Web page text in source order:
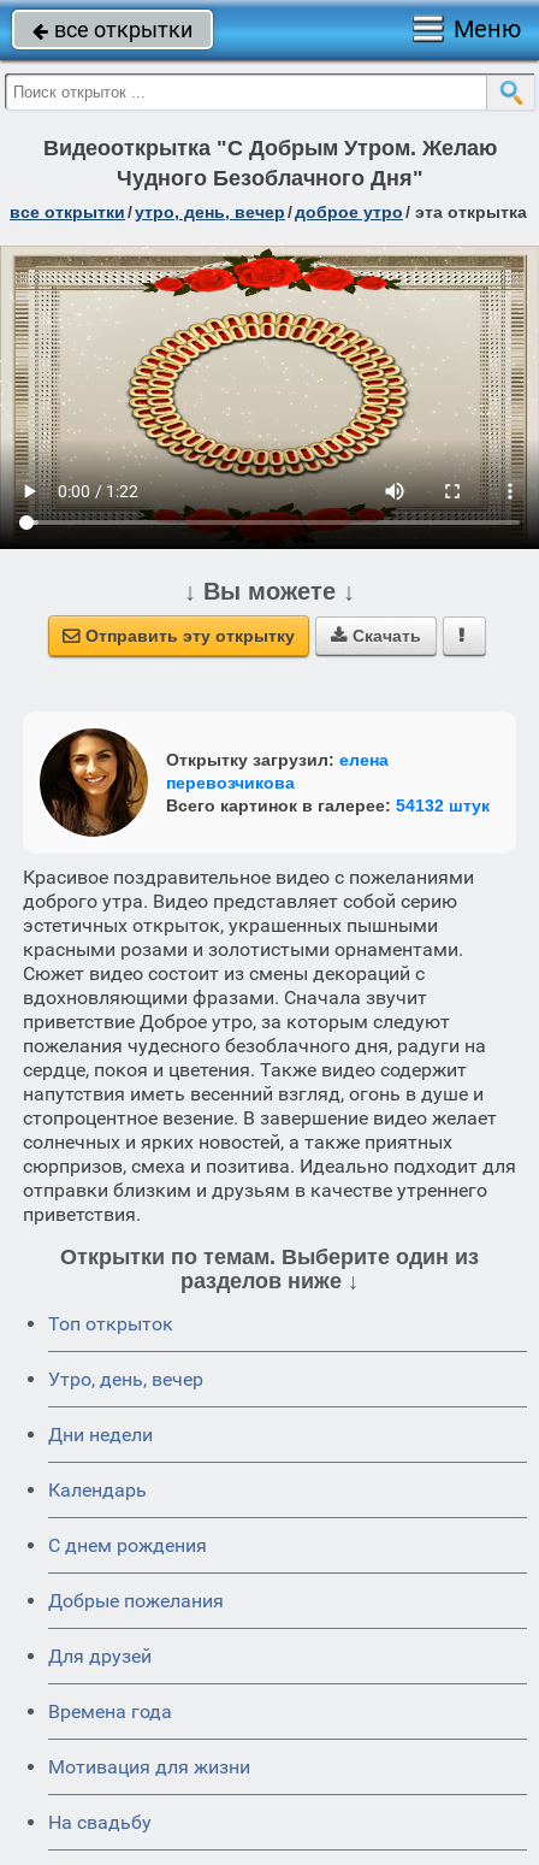
 все открытки Меню
Видеооткрытка "С Добрым Утром. Желаю
Чудного Безоблачного Дня"
все открытки/утро, день, вечер/доброе утро/ эта открытка
↓ Вы можете ↓
 Отправить эту открытку  Скачать 
Открытку загрузил: елена
перевозчикова
Всего картинок в галерее: 54132 штук
Красивое поздравительное видео с пожеланиями
доброго утра. Видео представляет собой серию
эстетичных открыток, украшенных пышными
красными розами и золотистыми орнаментами.
Сюжет видео состоит из смены декораций с
вдохновляющими фразами. Сначала звучит
приветствие Доброе утро, за которым следуют
пожелания чудесного безоблачного дня, радуги на
сердце, покоя и цветения. Также видео содержит
напутствия иметь весенний взгляд, огонь в душе и
стопроцентное везение. В завершение видео желает
солнечных и ярких новостей, а также приятных
сюрпризов, смеха и позитива. Идеально подходит для
отправки близким и друзьям в качестве утреннего
приветствия.
Открытки по темам. Выберите один из
разделов ниже ↓
Топ открыток
Утро, день, вечер
Дни недели
Календарь
C днем рождения
Добрые пожелания
Для друзей
Времена года
Мотивация для жизни
На свадьбу